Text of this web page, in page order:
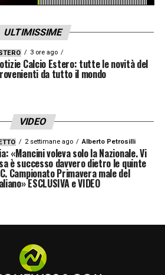
ULTIMISSIME
3 ore ago
Calcio Estero: tutte le novità del
da tutto il mondo
VIDEO
2 settimane ago Alberto Petrosilli
«Mancini voleva solo la Nazionale. Vi
è successo davvero dietro le quinte
Campionato Primavera male del
ESCLUSIVA e VIDEO